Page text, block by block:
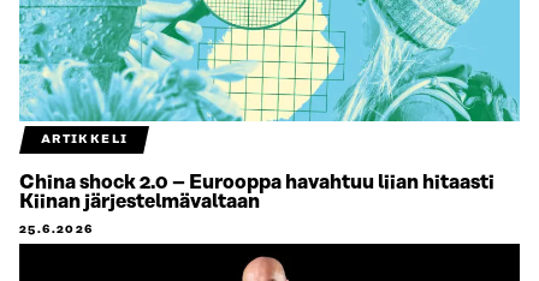
ARTIKKELI
China shock 2.0 – Eurooppa havahtuu liian hitaasti
Kiinan järjestelmävaltaan
25.6.2026